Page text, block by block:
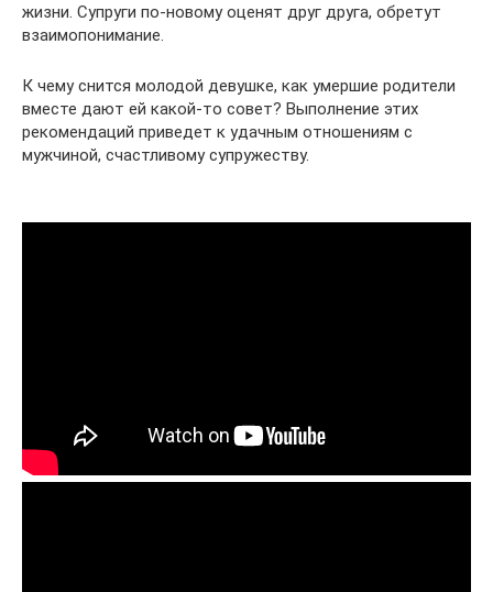
жизни. Супруги по-новому оценят друг друга, обретут
взаимопонимание.
К чему снится молодой девушке, как умершие родители
вместе дают ей какой-то совет? Выполнение этих
рекомендаций приведет к удачным отношениям с
мужчиной, счастливому супружеству.